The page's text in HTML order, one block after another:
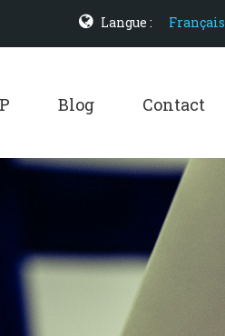
Langue : Français
Blog Contact